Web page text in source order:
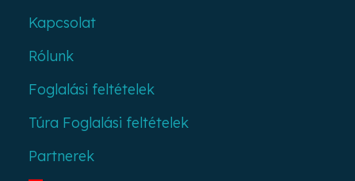
Kapcsolat
Rólunk
Foglalási feltételek
Túra Foglalási feltételek
Partnerek